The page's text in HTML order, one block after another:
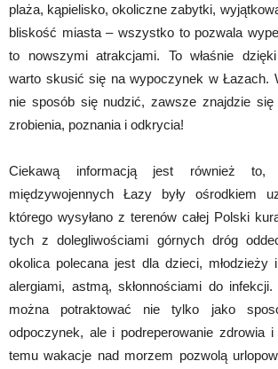
plaża, kąpielisko, okoliczne zabytki,
bliskość miasta – wszystko to pozwala
to nowszymi atrakcjami. To właśnie
warto skusić się na wypoczynek w Łazach.
nie sposób się nudzić, zawsze znajdzie
zrobienia, poznania i odkrycia!
Ciekawą informacją jest również
międzywojennych Łazy były ośrodkiem
którego wysyłano z terenów całej Polski
tych z dolegliwościami górnych dróg
okolica polecana jest dla dzieci, młodzieży
alergiami, astmą, skłonnościami do
można potraktować nie tylko jako
odpoczynek, ale i podreperowanie zdrowia
temu wakacje nad morzem pozwolą